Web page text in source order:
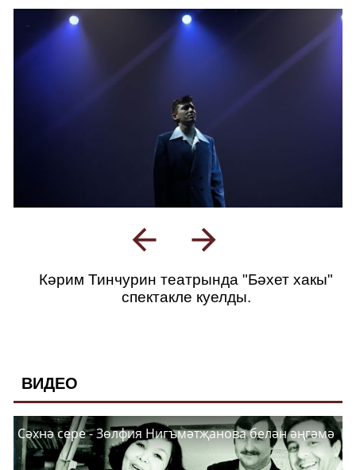
Кәрим Тинчурин театрында "Бәхет хакы"
спектакле куелды.
ВИДЕО
Сәхнә сере - Зөлфия Нигъмәтҗанова белән әңгәмә